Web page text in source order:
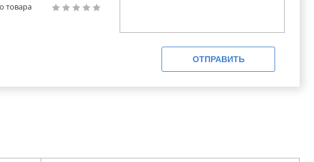
товара
ОТПРАВИТЬ